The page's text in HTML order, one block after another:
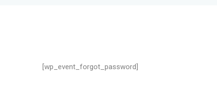
[wp_event_forgot_password]